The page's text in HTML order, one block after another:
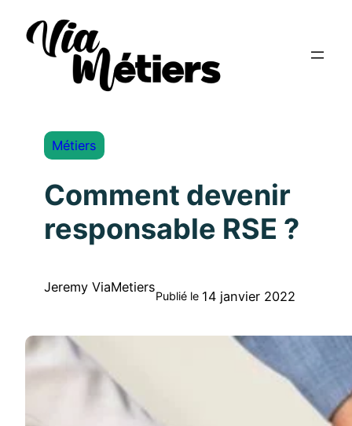
Métiers
Comment devenir
responsable RSE ?
Jeremy ViaMetiers
Publié le 14 janvier 2022